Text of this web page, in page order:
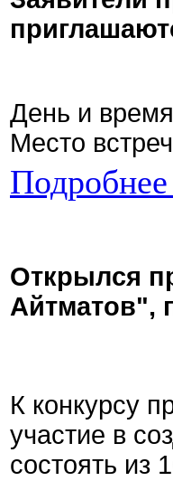
День и
Место
Открылся
Айтматов",
К конкурсу
участие в
состоять из